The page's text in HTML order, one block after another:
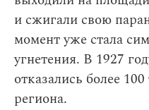
и сжигали свою
момент уже стала
угнетения. В 1927
отказались более
региона.